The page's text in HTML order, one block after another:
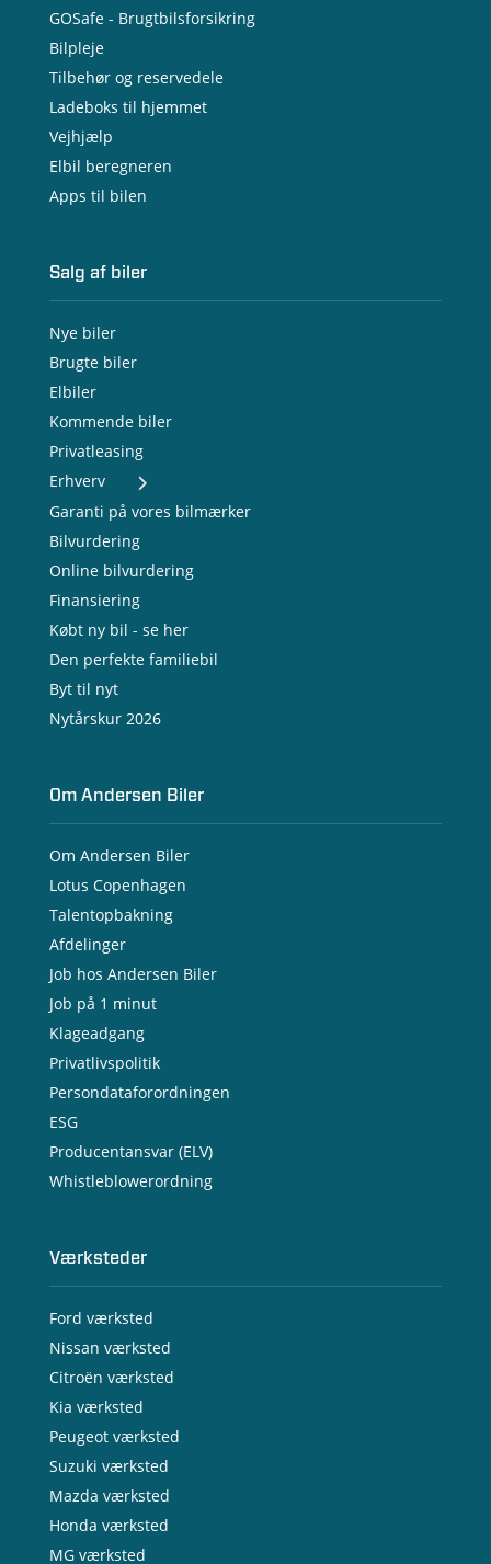
GOSafe - Brugtbilsforsikring
Bilpleje
Tilbehør og reservedele
Ladeboks til hjemmet
Vejhjælp
Elbil beregneren
Apps til bilen
Salg af biler
Nye biler
Brugte biler
Elbiler
Kommende biler
Privatleasing
Erhverv
- Nye varebiler
- Brugte varebiler
- Erhvervsleasing
- Testkørsel
- Serviceaftale
- Opladning
Garanti på vores bilmærker
Bilvurdering
Online bilvurdering
Finansiering
Købt ny bil - se her
Den perfekte familiebil
Byt til nyt
Nytårskur 2026
Om Andersen Biler
Om Andersen Biler
Lotus Copenhagen
Talentopbakning
Afdelinger
Job hos Andersen Biler
Job på 1 minut
Klageadgang
Privatlivspolitik
Persondataforordningen
ESG
Producentansvar (ELV)
Whistleblowerordning
Værksteder
Ford værksted
Nissan værksted
Citroën værksted
Kia værksted
Peugeot værksted
Suzuki værksted
Mazda værksted
Honda værksted
MG værksted